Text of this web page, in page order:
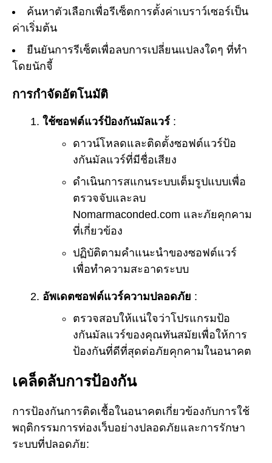
ค้นหาตัวเลือกเพื่อรีเซ็ตการตั้งค่าเบราว์เซอร์เป็น
ค่าเริ่มต้น
ยืนยันการรีเซ็ตเพื่อลบการเปลี่ยนแปลงใดๆ ที่ทำ
โดยนักจี้
การกำจัดอัตโนมัติ
ใช้ซอฟต์แวร์ป้องกันมัลแวร์ :
ดาวน์โหลดและติดตั้งซอฟต์แวร์ป้อ
งกันมัลแวร์ที่มีชื่อเสียง
ดำเนินการสแกนระบบเต็มรูปแบบเพื่อ
ตรวจจับและลบ
Nomarmaconded.com และภัยคุกคาม
ที่เกี่ยวข้อง
ปฏิบัติตามคำแนะนำของซอฟต์แวร์
เพื่อทำความสะอาดระบบ
อัพเดตซอฟต์แวร์ความปลอดภัย :
ตรวจสอบให้แน่ใจว่าโปรแกรมป้อ
งกันมัลแวร์ของคุณทันสมัยเพื่อให้การ
ป้องกันที่ดีที่สุดต่อภัยคุกคามในอนาคต
เคล็ดลับการป้องกัน
การป้องกันการติดเชื้อในอนาคตเกี่ยวข้องกับการใช้
พฤติกรรมการท่องเว็บอย่างปลอดภัยและการรักษา
ระบบที่ปลอดภัย: